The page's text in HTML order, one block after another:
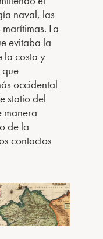
naval, las
La
evitaba la
la costa y
occidental
statio del
manera
de la
contactos